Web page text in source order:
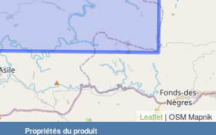
Leaflet | OSM Mapnik
Propriétés du produit